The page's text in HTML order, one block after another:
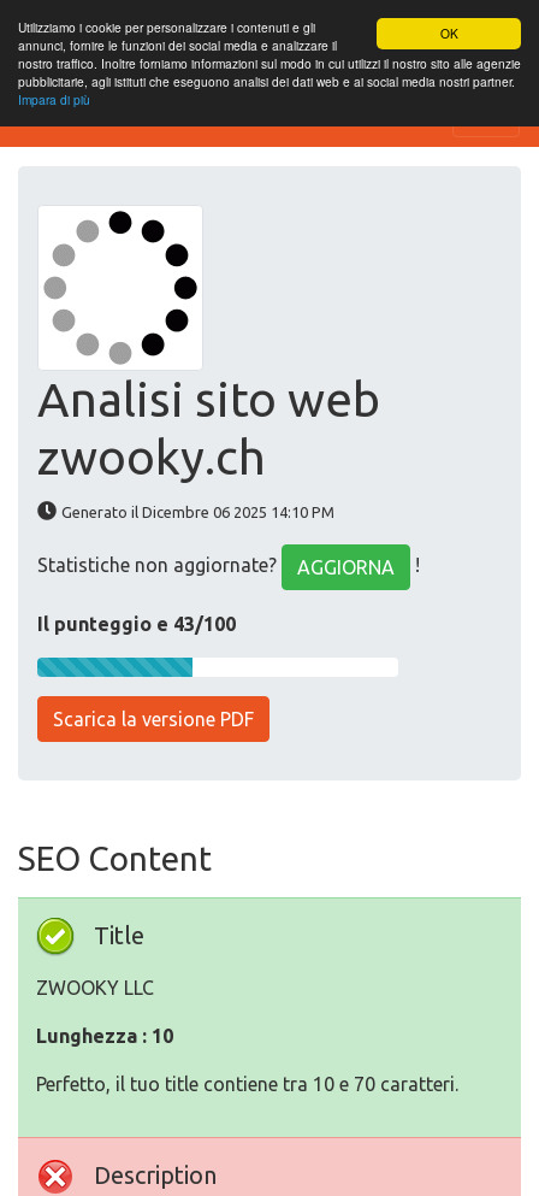
OK
Utilizziamo i cookie per personalizzare i contenuti e gli
annunci, fornire le funzioni dei social media e analizzare il
nostro traffico. Inoltre forniamo informazioni sul modo in cui utilizzi il nostro sito alle agenzie
pubblicitarie, agli istituti che eseguono analisi dei dati web e ai social media nostri partner.
Impara di più
Website-SEO-Überprüfung
Analisi sito web
zwooky.ch
Generato il Dicembre 06 2025 14:10 PM
Statistiche non aggiornate? AGGIORNA !
Il punteggio e 43/100
Scarica la versione PDF
SEO Content
Title
ZWOOKY LLC
Lunghezza : 10
Perfetto, il tuo title contiene tra 10 e 70 caratteri.
Description